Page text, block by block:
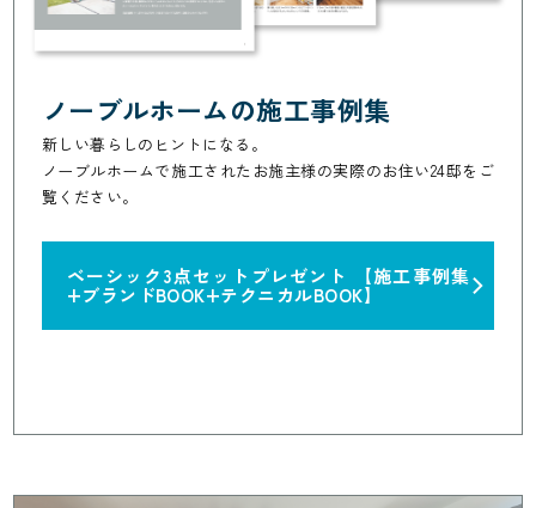
ノーブルホームの施工事例集
新しい暮らしのヒントになる。
ノーブルホームで施工されたお施主様の実際のお住い24邸をご
覧ください。
ベーシック3点セットプレゼント 【施工事例集
+ブランドBOOK+テクニカルBOOK】